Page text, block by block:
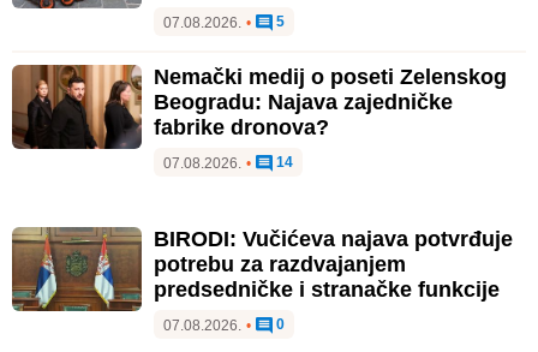
07.08.2026. • 5
Nemački medij o poseti Zelenskog
Beogradu: Najava zajedničke
fabrike dronova?
07.08.2026. • 14
BIRODI: Vučićeva najava potvrđuje
potrebu za razdvajanjem
predsedničke i stranačke funkcije
07.08.2026. • 0